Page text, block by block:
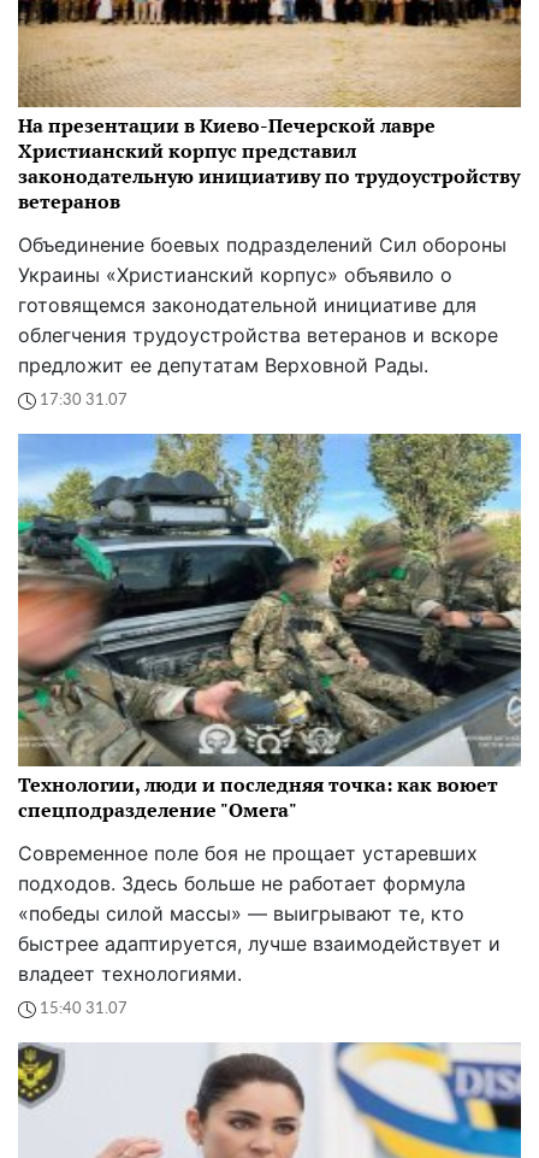
На презентации в Киево-Печерской лавре
Христианский корпус представил
законодательную инициативу по трудоустройству
ветеранов
Объединение боевых подразделений Сил обороны
Украины «Христианский корпус» объявило о
готовящемся законодательной инициативе для
облегчения трудоустройства ветеранов и вскоре
предложит ее депутатам Верховной Рады.
17:30 31.07
Технологии, люди и последняя точка: как воюет
спецподразделение "Омега"
Современное поле боя не прощает устаревших
подходов. Здесь больше не работает формула
«победы силой массы» — выигрывают те, кто
быстрее адаптируется, лучше взаимодействует и
владеет технологиями.
15:40 31.07